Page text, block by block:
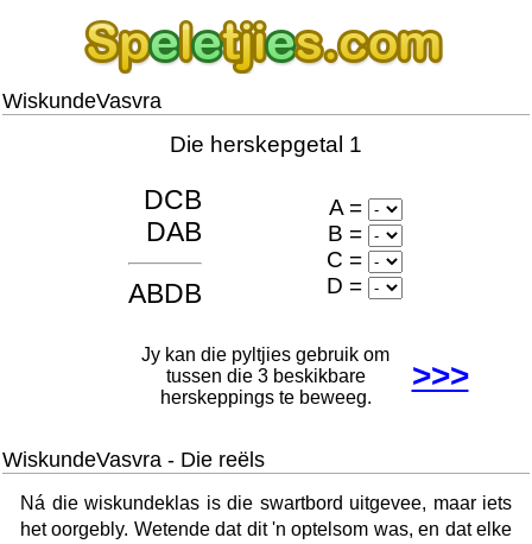
WiskundeVasvra
Die herskepgetal 1
DCB
DAB
ABDB
A =
B =
C =
D =
Jy kan die pyltjies gebruik om
tussen die 3 beskikbare
herskeppings te beweeg.
>>>
WiskundeVasvra - Die reëls
Ná die wiskundeklas is die swartbord uitgevee, maar iets
het oorgebly. Wetende dat dit 'n optelsom was, en dat elke